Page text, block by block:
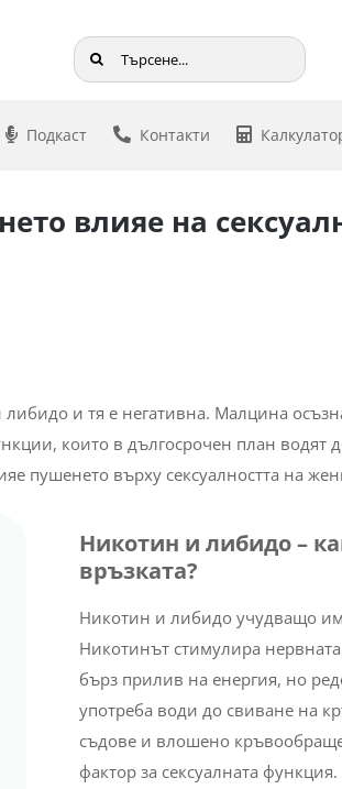
Търсене
...
Подкаст Контакти
влияе на
и тя е негативна. Малцина
които в дългосрочен план водят
пушенето върху сексуалността на
Никотин и либидо –
връзката?
Никотин и либидо учудващо
Никотинът стимулира
бърз прилив на енергия, но
употреба води до свиване на
съдове и влошено
фактор за сексуалната